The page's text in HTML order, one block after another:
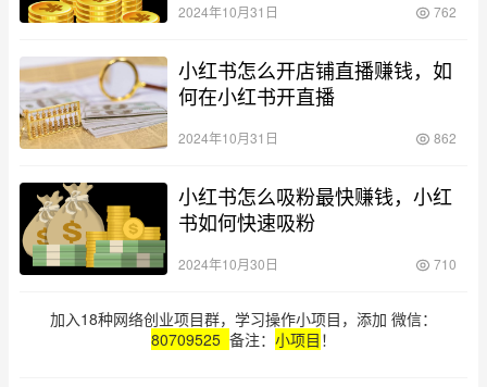
2024年10月31日 762
小红书怎么开店铺直播赚钱，如
何在小红书开直播
2024年10月31日 862
小红书怎么吸粉最快赚钱，小红
书如何快速吸粉
2024年10月30日 710
加入18种网络创业项目群，学习操作小项目，添加 微信：
80709525 备注： 小项目 ！